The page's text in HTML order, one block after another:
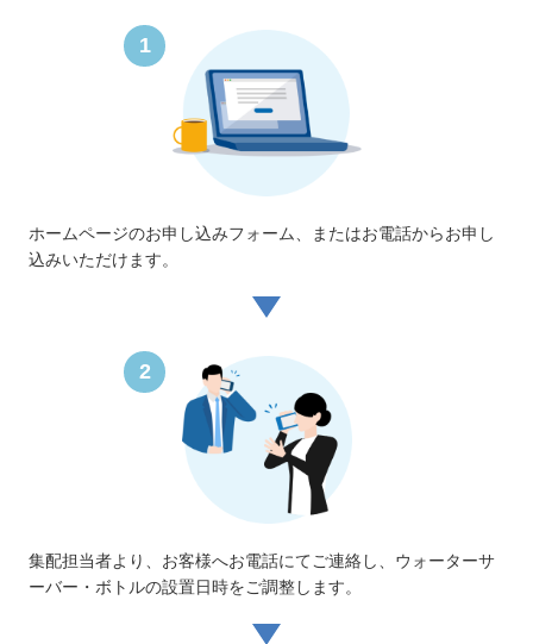
1
ホームページのお申し込みフォーム、またはお電話からお申し
込みいただけます。
2
集配担当者より、お客様へお電話にてご連絡し、ウォーターサ
ーバー・ボトルの設置日時をご調整します。